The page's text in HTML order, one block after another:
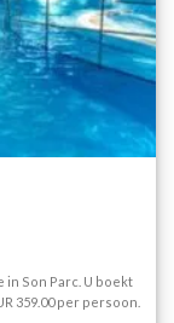
Son Parc. U boekt
359.00 per persoon.